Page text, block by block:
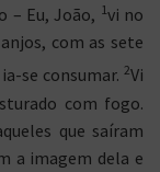
– Eu, João, 1vi no
com as sete
se consumar. 2Vi
com fogo.
que saíram
a imagem dela e